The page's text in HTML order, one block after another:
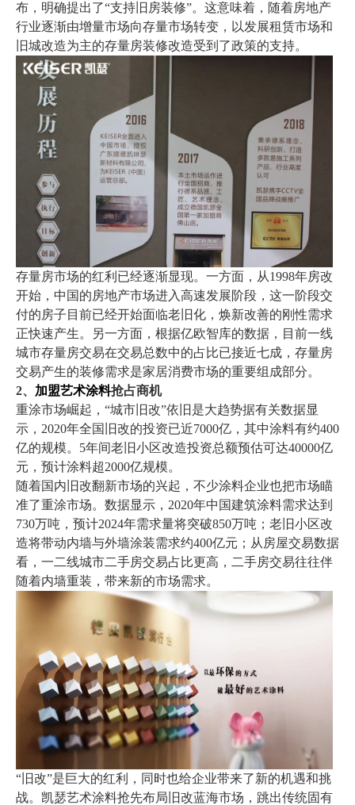
布，明确提出了“支持旧房装修”。这意味着，随着房地产
行业逐渐由增量市场向存量市场转变，以发展租赁市场和
旧城改造为主的存量房装修改造受到了政策的支持。
存量房市场的红利已经逐渐显现。一方面，从1998年房改
开始，中国的房地产市场进入高速发展阶段，这一阶段交
付的房子目前已经开始面临老旧化，焕新改善的刚性需求
正快速产生。另一方面，根据亿欧智库的数据，目前一线
城市存量房交易在交易总数中的占比已接近七成，存量房
交易产生的装修需求是家居消费市场的重要组成部分。
2、 加盟艺术涂料抢占商机
重涂市场崛起， “城市旧改”依旧是大趋势据有关数据显
示，2020年全国旧改的投资已近7000亿，其中涂料有约400
亿的规模。5年间老旧小区改造投资总额预估可达40000亿
元，预计涂料超2000亿规模。
随着国内旧改翻新市场的兴起，不少涂料企业也把市场瞄
准了重涂市场。数据显示， 2020年中国建筑涂料需求达到
730万吨，预计2024年需求量将突破850万吨；老旧小区改
造将带动内墙与外墙涂装需求约400亿元；从房屋交易数据
看，一二线城市二手房交易占比更高，二手房交易往往伴
随着内墙重装，带来新的市场需求。
“旧改”是巨大的红利，同时也给企业带来了新的机遇和挑
战。凯瑟艺术涂料抢先布局旧改蓝海市场，跳出传统固有